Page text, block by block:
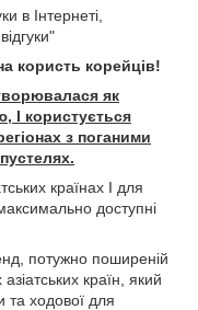
в Інтернеті,
користь корейців!
як
І користується
з поганими
країнах І для
доступні
потужно поширеній
країн, який
та ходової для